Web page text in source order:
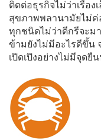
ติดต่อธุรกิจไม่ว่าเรื่อ
สุขภาพพลานามัยไม่ค่
ทุกชนิดไม่ว่าดีกรีจะม
ข้ามยังไม่มีอะไรดีขึ้น
เปิดเปิงอย่างไม่มีจุดยื